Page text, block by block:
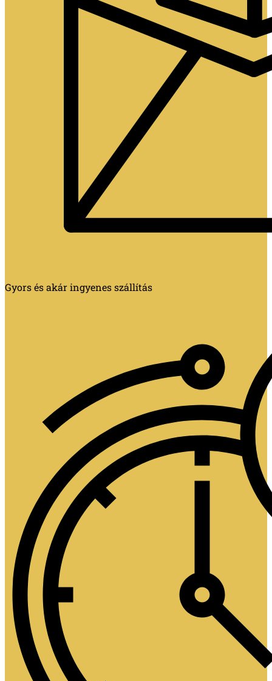
Gyors és akár ingyenes szállítás